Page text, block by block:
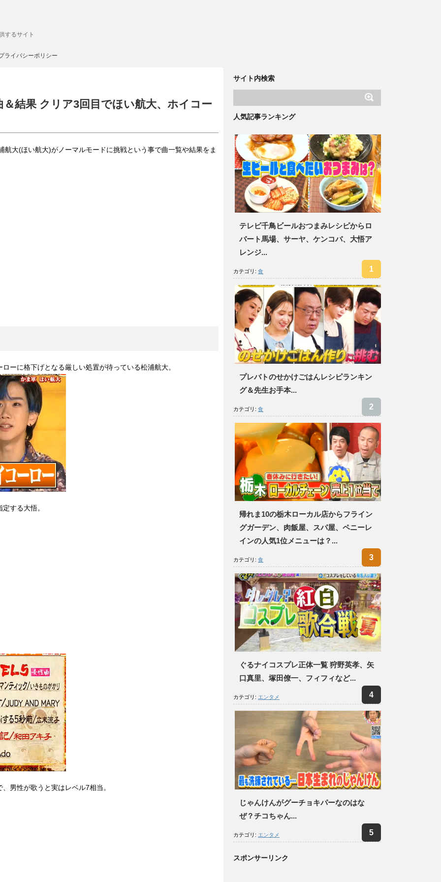
するサイト
ライバシーポリシー
結果 クリア3回目でほい航大、ホイコー
大(ほい航大)がノーマルモードに挑戦という事で曲一覧や結果をま
ーに格下げとなる厳しい処置が待っている松浦航大。
する大悟。
男性が歌うと実はレベル7相当。
サイト内検索
人気記事ランキング
テレビ千鳥ビールおつまみレシピからロ
バート馬場、サーヤ、ケンコバ、大悟ア
レンジ...
カテゴリ: 食
プレバトのせかけごはんレシピランキン
グ＆先生お手本...
カテゴリ: 食
帰れま10の栃木ローカル店からフライン
グガーデン、肉飯屋、スパ屋、ペニーレ
インの人気1位メニューは？...
カテゴリ: 食
ぐるナイコスプレ正体一覧 狩野英孝、矢
口真里、塚田僚一、フィフィなど...
カテゴリ: エンタメ
じゃんけんがグーチョキパーなのはな
ぜ？チコちゃん...
カテゴリ: エンタメ
スポンサーリンク